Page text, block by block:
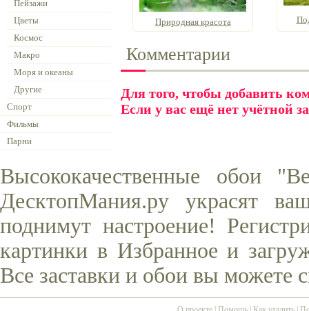
Пейзажи
Цветы
Космос
Макро
Моря и океаны
Другие
Спорт
Фильмы
Парни
Природная красота
Комментарии
Для того, чтобы добавить
Если у вас ещё нет учётной
Высококачественные обои
ДесктопМания.ру украсят
поднимут настроение!
картинки в Избранное и
Все заставки и обои вы можете